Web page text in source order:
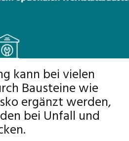
kann bei vielen
Bausteine wie
ergänzt werden,
bei Unfall und